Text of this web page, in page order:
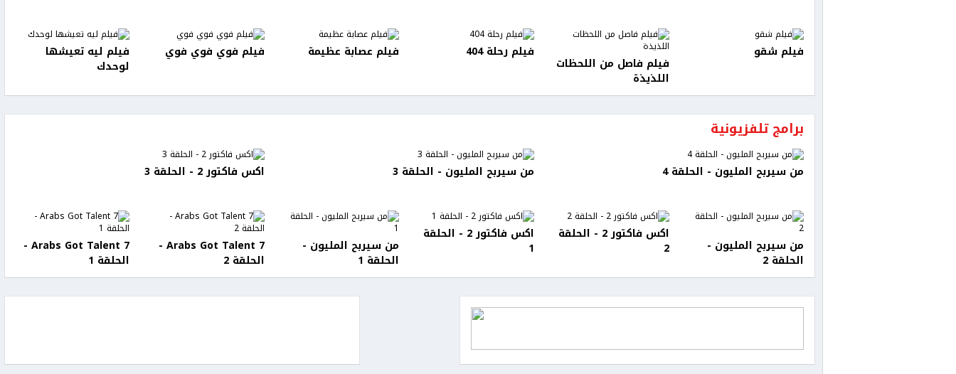
فيلم شقو
فيلم فاصل من اللحظات
اللذيذة
فيلم رحلة 404 فيلم عصابة عظيمة فيلم فوي فوي فوي فيلم ليه تعيشها
لوحدك
برامج تلفزيونية
من سيربح المليون - الحلقة 4 من سيربح المليون - الحلقة 3 اكس فاكتور 2 - الحلقة 3
من سيربح المليون -
الحلقة 2
اكس فاكتور 2 - الحلقة
2
اكس فاكتور 2 - الحلقة
1 من سيربح المليون -
الحلقة 1
Arabs Got Talent 7 -
الحلقة 2
Arabs Got Talent 7 -
الحلقة 1